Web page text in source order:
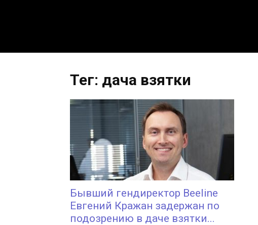
Тег: дача взятки
Бывший гендиректор Beeline
Евгений Кражан задержан по
подозрению в даче взятки...